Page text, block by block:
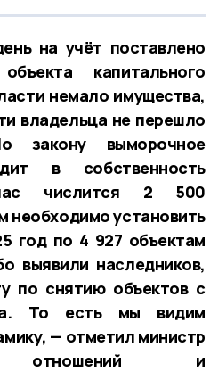
на учёт поставлено
капитального
немало имущества,
владельца не перешло
закону выморочное
в собственность
числится 2 500
необходимо установить
год по 4 927 объектам
выявили наследников,
по снятию объектов с
То есть мы видим
— отметил министр
отношений и